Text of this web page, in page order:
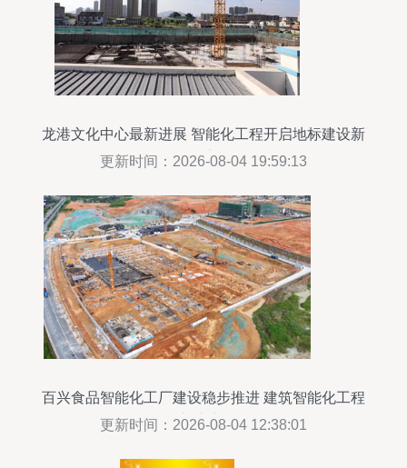
龙港文化中心最新进展 智能化工程开启地标建设新
篇章
更新时间：2026-08-04 19:59:13
百兴食品智能化工厂建设稳步推进 建筑智能化工程
施工迈入新阶段
更新时间：2026-08-04 12:38:01